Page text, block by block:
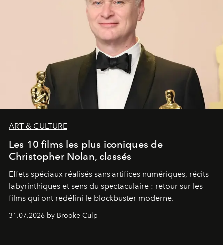
ART & CULTURE
Les 10 films les plus iconiques de
Christopher Nolan, classés
Effets spéciaux réalisés sans artifices numériques, récits
labyrinthiques et sens du spectaculaire : retour sur les
films qui ont redéfini le blockbuster moderne.
31.07.2026 by Brooke Culp